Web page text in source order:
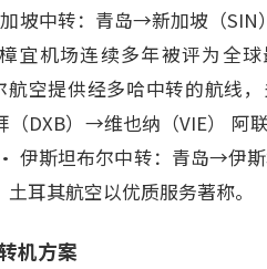
坡中转：青岛→新加坡（SIN
宜机场连续多年被评为全
航空提供经多哈中转的航
DXB）→维也纳（VIE） 阿
伊斯坦布尔中转：青岛→伊
耳其航空以优质服务著称。
机方案